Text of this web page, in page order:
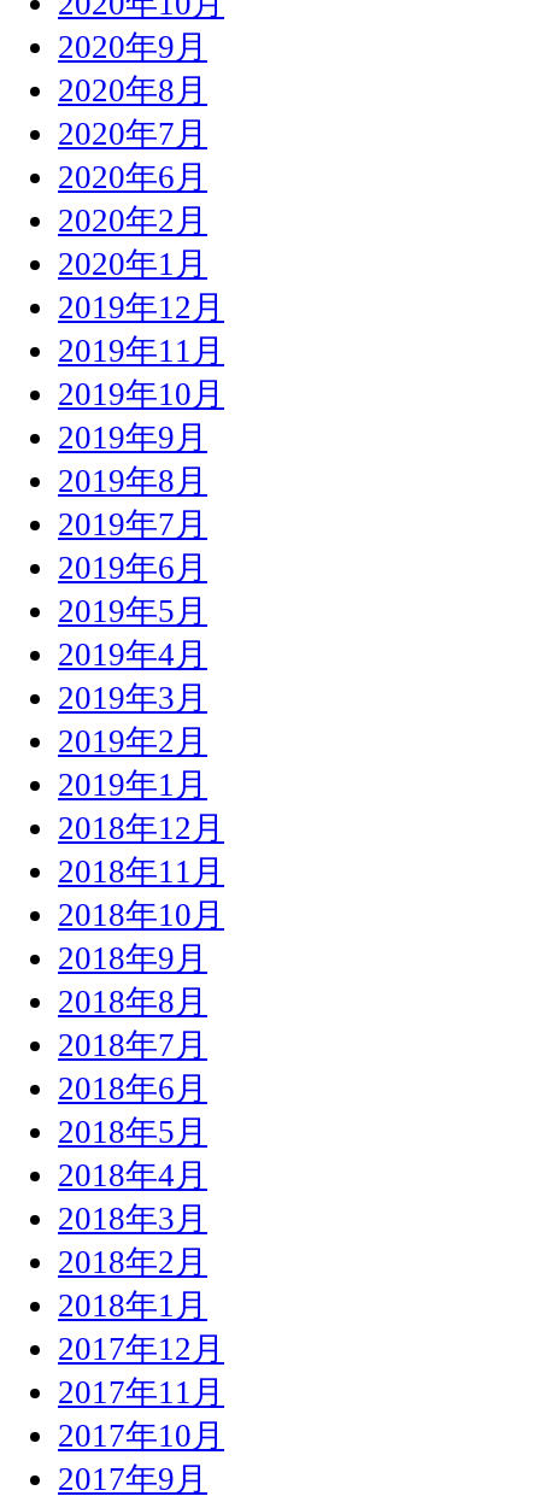
2020年9月
2020年8月
2020年7月
2020年6月
2020年2月
2020年1月
2019年12月
2019年11月
2019年10月
2019年9月
2019年8月
2019年7月
2019年6月
2019年5月
2019年4月
2019年3月
2019年2月
2019年1月
2018年12月
2018年11月
2018年10月
2018年9月
2018年8月
2018年7月
2018年6月
2018年5月
2018年4月
2018年3月
2018年2月
2018年1月
2017年12月
2017年11月
2017年10月
2017年9月